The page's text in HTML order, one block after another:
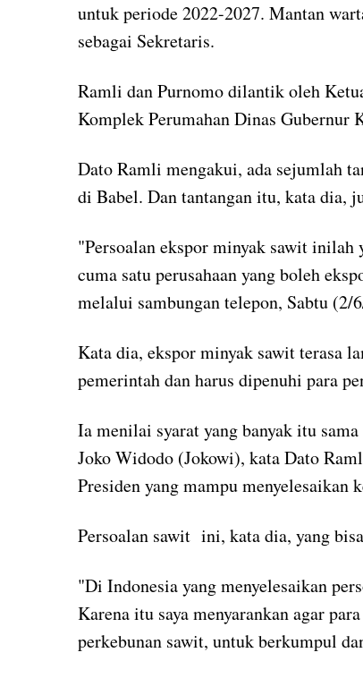
untuk periode 2022-2027. Mantan
sebagai Sekretaris.
Ramli dan Purnomo dilantik oleh
Komplek Perumahan Dinas
Dato Ramli mengakui, ada sejumlah
di Babel. Dan tantangan itu, kata dia,
"Persoalan ekspor minyak sawit
cuma satu perusahaan yang boleh
melalui sambungan telepon, Sabtu (2/
Kata dia, ekspor minyak sawit terasa
pemerintah dan harus dipenuhi para
Ia menilai syarat yang banyak itu
Joko Widodo (Jokowi), kata Dato
Presiden yang mampu
Persoalan sawit ini, kata dia, yang
"Di Indonesia yang menyelesaikan
Karena itu saya menyarankan agar
perkebunan sawit, untuk berkumpul